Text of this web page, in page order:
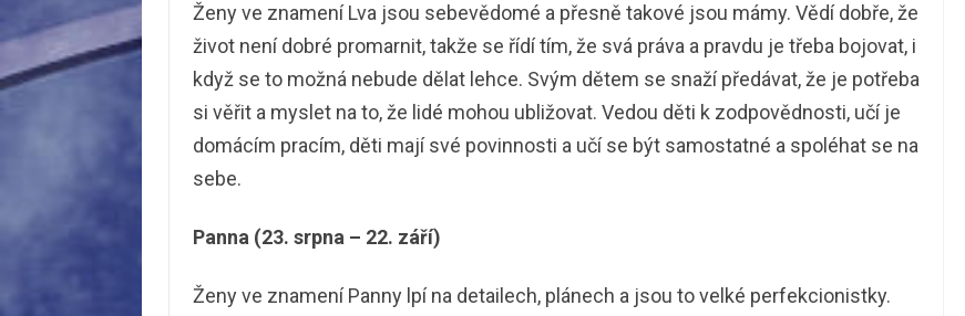
Ženy ve znamení Lva jsou sebevědomé a přesně takové jsou mámy. Vědí dobře, že
život není dobré promarnit, takže se řídí tím, že svá práva a pravdu je třeba bojovat, i
když se to možná nebude dělat lehce. Svým dětem se snaží předávat, že je potřeba
si věřit a myslet na to, že lidé mohou ubližovat. Vedou děti k zodpovědnosti, učí je
domácím pracím, děti mají své povinnosti a učí se být samostatné a spoléhat se na
sebe.
Panna (23. srpna – 22. září)
Ženy ve znamení Panny lpí na detailech, plánech a jsou to velké perfekcionistky.